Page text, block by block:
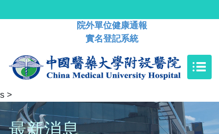
院外單位健康通報
實名登記系統
s >
最新消息